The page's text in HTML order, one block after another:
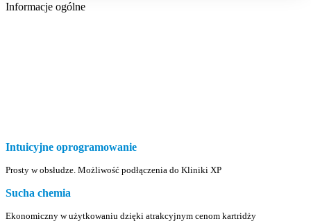
Informacje ogólne
Intuicyjne oprogramowanie
Prosty w obsłudze. Możliwość podłączenia do Kliniki XP
Sucha chemia
Ekonomiczny w użytkowaniu dzięki atrakcyjnym cenom kartridży